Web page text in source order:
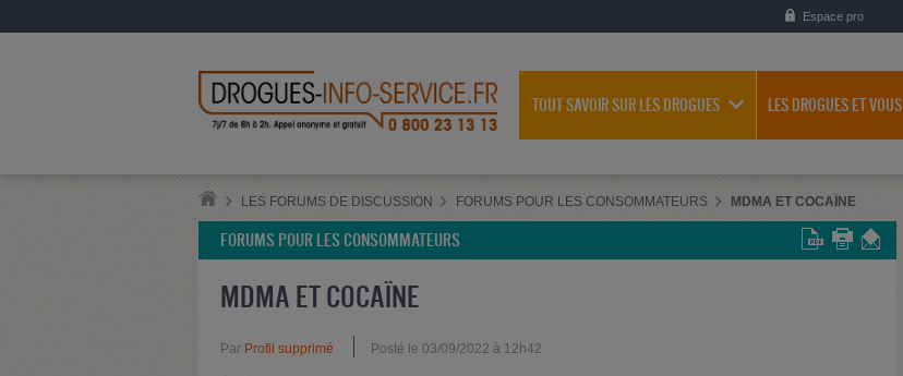
Espace pro
TOUT SAVOIR SUR LES DROGUES LES DROGUES ET VOUS
LES FORUMS DE DISCUSSION FORUMS POUR LES CONSOMMATEURS MDMA ET COCAÏNE
FORUMS POUR LES CONSOMMATEURS
MDMA ET COCAÏNE
Par Profil supprimé Posté le 03/09/2022 à 12h42